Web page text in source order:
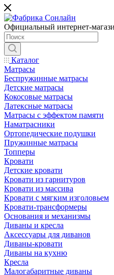
Официальный интернет-
Каталог
Матрасы
Беспружинные матрасы
Детские матрасы
Кокосовые матрасы
Латексные матрасы
Матрасы с эффектом памяти
Наматрасники
Ортопедические подушки
Пружинные матрасы
Топперы
Кровати
Детские кровати
Кровати из гарнитуров
Кровати из массива
Кровати с мягким изголовьем
Кровати-трансформеры
Основания и механизмы
Диваны и кресла
Аксессуары для диванов
Диваны-кровати
Диваны на кухню
Кресла
Малогабаритные диваны